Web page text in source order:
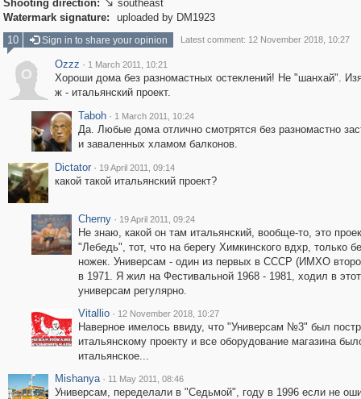
Shooting direction:  southeast
Watermark signature:
uploaded by DM1923
10
Sign in to share your opinion Latest comment: 12 November 2018, 10:27
O
Ozzz · 1 March 2011, 10:21
Хороши дома без разномастных остеклений! Не "шанхай".
ж - итальянский проект.
Taboh · 1 March 2011, 10:24
Да. Любые дома отлично смотрятся без разномастно
и заваленных хламом балконов.
Dictator · 19 April 2011, 09:14
какой такой итальянский проект?
Cherny · 19 April 2011, 09:24
Не знаю, какой он там итальянский, вообще-то, это
"Лебедь", тот, что на берегу Химкинского вдхр, только
ножек. Универсам - один из первых в СССР (ИМХО
в 1971. Я жил на Фестивальной 1968 - 1981, ходил в этот
универсам регулярно.
Vitallio · 12 November 2018, 10:27
Наверное имелось ввиду, что "Универсам №3" был
итальянскому проекту и все оборудование магазина
итальянское...
Mishanya · 11 May 2011, 08:46
Универсам, переделали в "Седьмой", году в 1996 если не